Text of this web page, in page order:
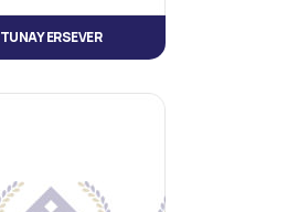
TUNAY ERSEVER